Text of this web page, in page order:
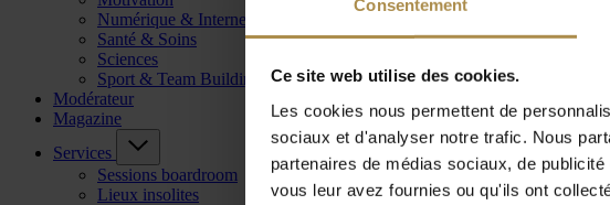
Consentement
Ce site web utilise des cookies.
Les cookies nous permettent de
sociaux et d'analyser notre trafic. Nous
partenaires de médias sociaux, de
vous leur avez fournies ou qu'ils ont
Numérique & Internet
Santé & Soins
Sciences
Sport & Team Building
Modérateur
Magazine
Services
Sessions boardroom
Lieux insolites